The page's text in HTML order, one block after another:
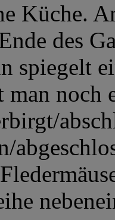
Küche.
des
spiegelt
man noch